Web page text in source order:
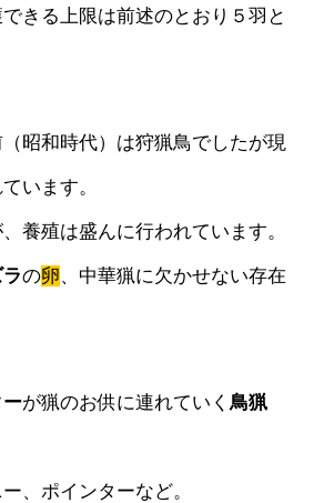
きる上限は前述のとおり５羽と
昭和時代）は狩猟鳥でしたが現
います。
養殖は盛んに行われています。
の卵、中華猟に欠かせない存在
が猟のお供に連れていく 鳥猟
、ポインターなど。